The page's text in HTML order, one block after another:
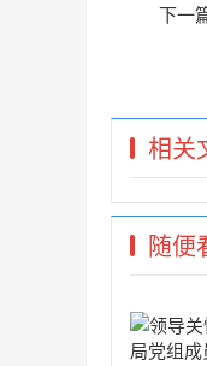
下一
相关
随便